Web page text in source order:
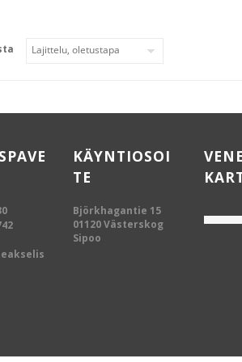
KÄYNTIOSOI
TE
Björkhagantie 15
01120 Västerskog
Sipoo